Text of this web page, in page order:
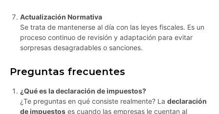
Actualización Normativa
Se trata de mantenerse al día con las leyes fiscales. Es un
proceso continuo de revisión y adaptación para evitar
sorpresas desagradables o sanciones.
Preguntas frecuentes
¿Qué es la declaración de impuestos?
¿Te preguntas en qué consiste realmente? La declaración
de impuestos es cuando las empresas le cuentan al